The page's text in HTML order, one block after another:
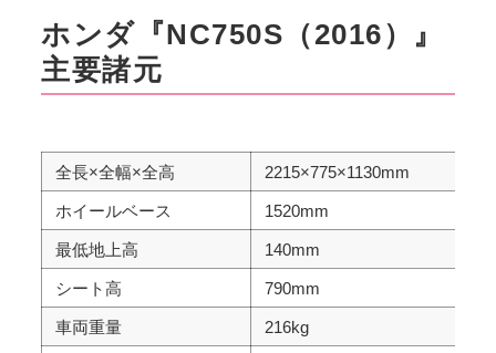
ホンダ『NC750S（2016）』
主要諸元
全長×全幅×全高 2215×775×1130mm
ホイールベース 1520mm
最低地上高 140mm
シート高 790mm
車両重量 216kg